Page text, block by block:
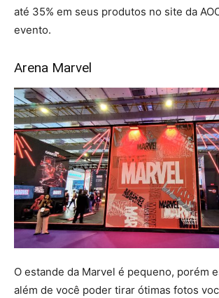
até 35% em seus produtos no site da
evento.
Arena Marvel
O estande da Marvel é pequeno, porém
além de você poder tirar ótimas fotos